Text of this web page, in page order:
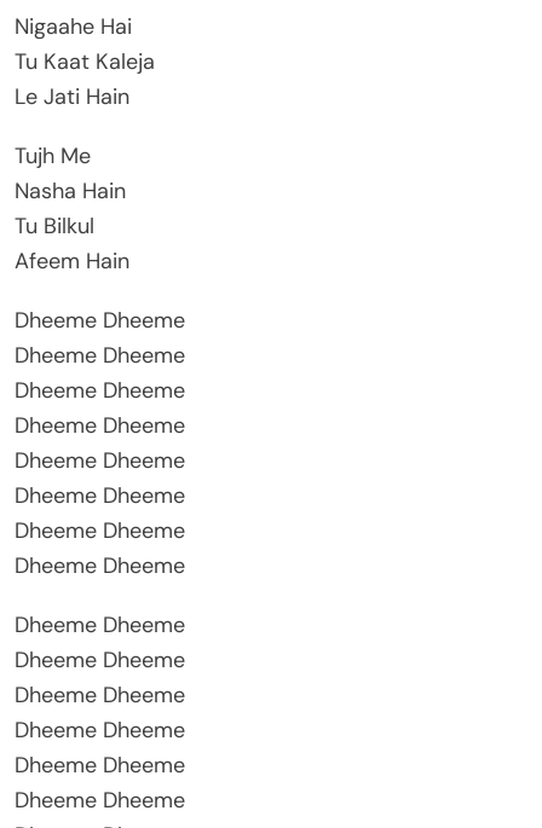
Nigaahe Hai
Tu Kaat Kaleja
Le Jati Hain
Tujh Me
Nasha Hain
Tu Bilkul
Afeem Hain
Dheeme Dheeme
Dheeme Dheeme
Dheeme Dheeme
Dheeme Dheeme
Dheeme Dheeme
Dheeme Dheeme
Dheeme Dheeme
Dheeme Dheeme
Dheeme Dheeme
Dheeme Dheeme
Dheeme Dheeme
Dheeme Dheeme
Dheeme Dheeme
Dheeme Dheeme